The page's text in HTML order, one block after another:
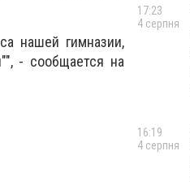
нашей гимназии,
- сообщается на
17:23
4 серпня
16:19
4 серпня